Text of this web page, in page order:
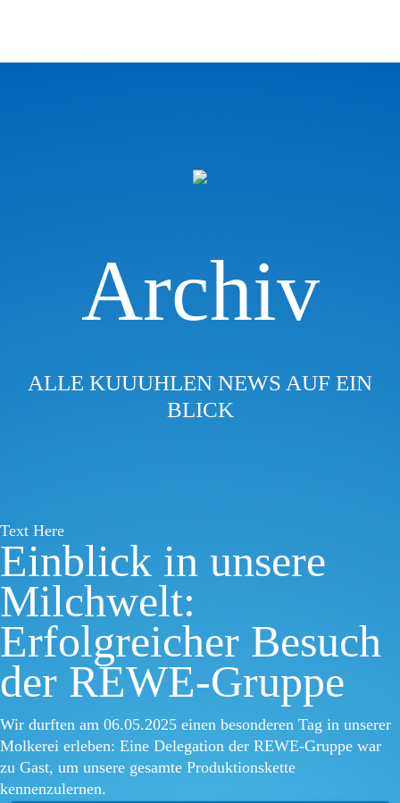
Archiv
ALLE KUUUHLEN NEWS AUF EIN
BLICK
Text Here
Einblick in unsere
Milchwelt:
Erfolgreicher Besuch
der REWE-Gruppe
Wir durften am 06.05.2025 einen besonderen Tag in unserer
Molkerei erleben: Eine Delegation der REWE-Gruppe war
zu Gast, um unsere gesamte Produktionskette
kennenzulernen.